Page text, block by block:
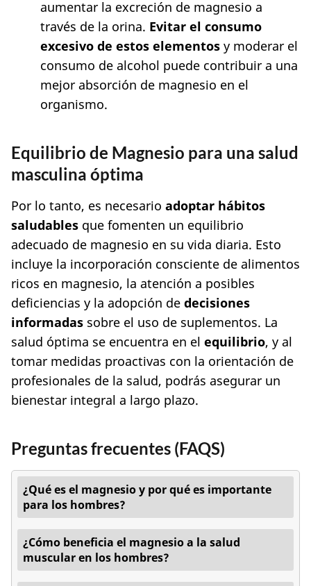
aumentar la excreción de magnesio a
través de la orina. Evitar el consumo
excesivo de estos elementos y moderar el
consumo de alcohol puede contribuir a una
mejor absorción de magnesio en el
organismo.
Equilibrio de Magnesio para una salud
masculina óptima
Por lo tanto, es necesario adoptar hábitos
saludables que fomenten un equilibrio
adecuado de magnesio en su vida diaria. Esto
incluye la incorporación consciente de alimentos
ricos en magnesio, la atención a posibles
deficiencias y la adopción de decisiones
informadas sobre el uso de suplementos. La
salud óptima se encuentra en el equilibrio, y al
tomar medidas proactivas con la orientación de
profesionales de la salud, podrás asegurar un
bienestar integral a largo plazo.
Preguntas frecuentes (FAQS)
¿Qué es el magnesio y por qué es importante
para los hombres?
¿Cómo beneficia el magnesio a la salud
muscular en los hombres?